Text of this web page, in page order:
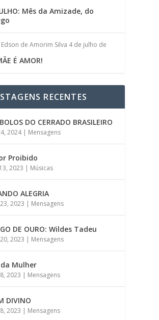
Mês da Amizade, do
de Amorim Silva 4 de julho de
É AMOR!
RECENTES
DO CERRADO BRASILEIRO
2024| Mensagens
Proibido
2023 | Músicas
ALEGRIA
2023 | Mensagens
DE OURO: Wildes Tadeu
2023 | Mensagens
Mulher
2023 | Mensagens
DIVINO
2023 | Mensagens